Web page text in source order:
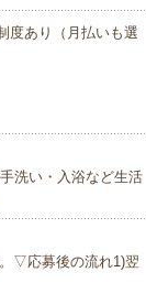
度あり（月払いも選
洗い・入浴など生活
▽応募後の流れ1)翌